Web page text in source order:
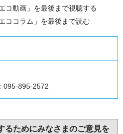
コ動画」を最後まで視聴する
ココラム」を最後まで読む
895-2572
るためにみなさまのご意見を